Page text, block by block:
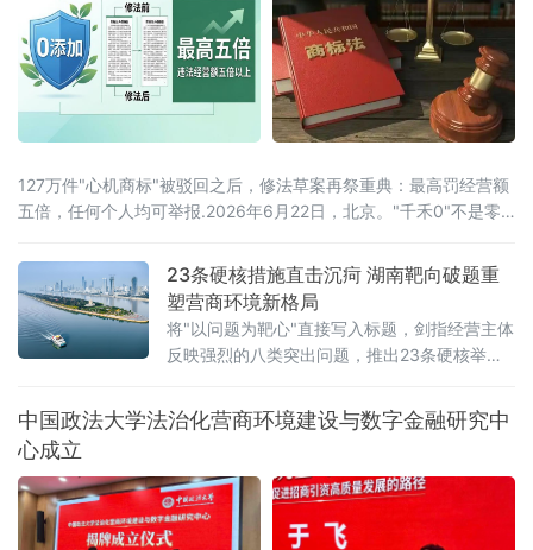
时间传达了辽宁省委常委、政法委书记郑艺对
全省人
127万件"心机商标"被驳回之后，修法草案再祭重典：最高罚经营额
五倍，任何个人均可举报.2026年6月22日，北京。"千禾0"不是零
些让消费者频频踩坑的文字不过是一个注册商标，而非产品承诺
时，法律终于要动手了。6月22日，全国人大常委会法工委披露，商
标法修订草案二次审议稿将提请6月23日开幕的十四
23条硬核措施直击沉疴 湖南靶向破题重
塑营商环境新格局
将"以问题为靶心"直接写入标题，剑指经营主体
反映强烈的八类突出问题，推出23条硬核举
向全省营商环境的堵点痛点发起集中攻坚。精
准聚焦：八大领域，靶向施策与以往温和表述
中国政法大学法治化营商环境建设与数字金融研究中
心成立